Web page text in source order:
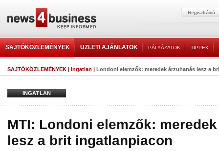
SAJTÓKÖZLEMÉNYEK ÜZLETI AJÁNLATOK PÁLYÁZATOK TIPPEK
SAJTÓKÖZLEMÉNYEK | Ingatlan | Londoni elemzők: meredek árzuhanás lesz a
INGATLAN
MTI: Londoni elemzők:
lesz a brit ingatlanpiacon